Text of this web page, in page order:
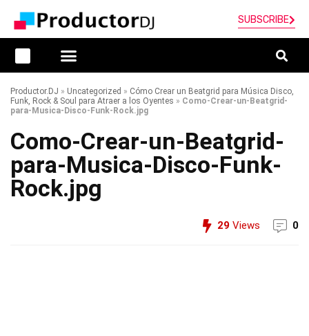
SUBSCRIBE
Productor.DJ » Uncategorized » Cómo Crear un Beatgrid para Música Disco,
Funk, Rock & Soul para Atraer a los Oyentes » Como-Crear-un-Beatgrid-
para-Musica-Disco-Funk-Rock.jpg
Como-Crear-un-Beatgrid-
para-Musica-Disco-Funk-
Rock.jpg
29 Views 0